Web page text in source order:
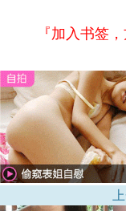
『加入书签